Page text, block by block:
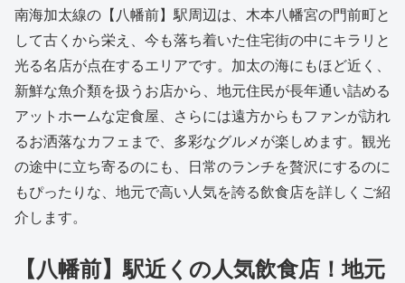
南海加太線の【八幡前】駅周辺は、木本八幡宮の門前町と
して古くから栄え、今も落ち着いた住宅街の中にキラリと
光る名店が点在するエリアです。加太の海にもほど近く、
新鮮な魚介類を扱うお店から、地元住民が長年通い詰める
アットホームな定食屋、さらには遠方からもファンが訪れ
るお洒落なカフェまで、多彩なグルメが楽しめます。観光
の途中に立ち寄るのにも、日常のランチを贅沢にするのに
もぴったりな、地元で高い人気を誇る飲食店を詳しくご紹
介します。
【八幡前】駅近くの人気飲食店！地元